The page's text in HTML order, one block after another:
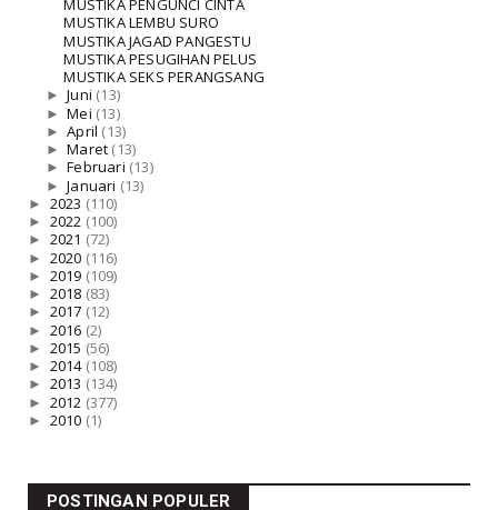
MUSTIKA PENGUNCI CINTA
MUSTIKA LEMBU SURO
MUSTIKA JAGAD PANGESTU
MUSTIKA PESUGIHAN PELUS
MUSTIKA SEKS PERANGSANG
►Juni (13)
►Mei (13)
►April (13)
►Maret (13)
►Februari (13)
►Januari (13)
► 2023 (110)
► 2022 (100)
► 2021 (72)
► 2020 (116)
► 2019 (109)
► 2018 (83)
► 2017 (12)
► 2016 (2)
► 2015 (56)
► 2014 (108)
► 2013 (134)
► 2012 (377)
► 2010 (1)
POSTINGAN POPULER